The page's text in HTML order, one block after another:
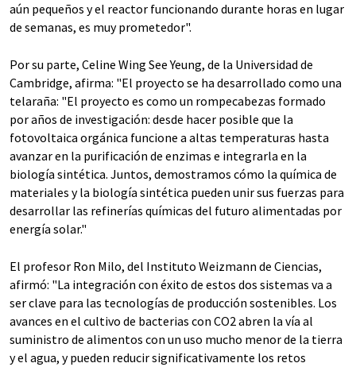
aún pequeños y el reactor funcionando durante horas en lugar
de semanas, es muy prometedor".
Por su parte, Celine Wing See Yeung, de la Universidad de
Cambridge, afirma: "El proyecto se ha desarrollado como una
telaraña: "El proyecto es como un rompecabezas formado
por años de investigación: desde hacer posible que la
fotovoltaica orgánica funcione a altas temperaturas hasta
avanzar en la purificación de enzimas e integrarla en la
biología sintética. Juntos, demostramos cómo la química de
materiales y la biología sintética pueden unir sus fuerzas para
desarrollar las refinerías químicas del futuro alimentadas por
energía solar."
El profesor Ron Milo, del Instituto Weizmann de Ciencias,
afirmó: "La integración con éxito de estos dos sistemas va a
ser clave para las tecnologías de producción sostenibles. Los
avances en el cultivo de bacterias con CO2 abren la vía al
suministro de alimentos con un uso mucho menor de la tierra
y el agua, y pueden reducir significativamente los retos